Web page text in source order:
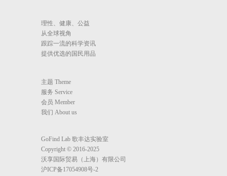
理性、健康、公益
从全球视角
跟踪一流的科学资讯
提供优选的国民用品
主题 Theme
服务 Service
会员 Member
我们 About us
GoFind Lab 歌丰达实验室
Copyright © 2016-2025
沃享国际贸易（上海）有限公司
沪ICP备17054908号-2